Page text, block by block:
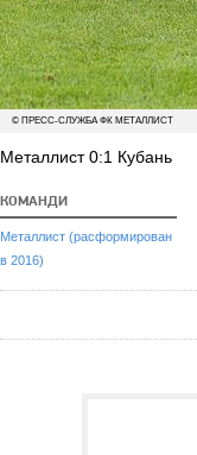
© ПРЕСС-СЛУЖБА ФК МЕТАЛЛИСТ
Металлист 0:1 Кубань
КОМАНДИ
Металлист (расформирован
в 2016)